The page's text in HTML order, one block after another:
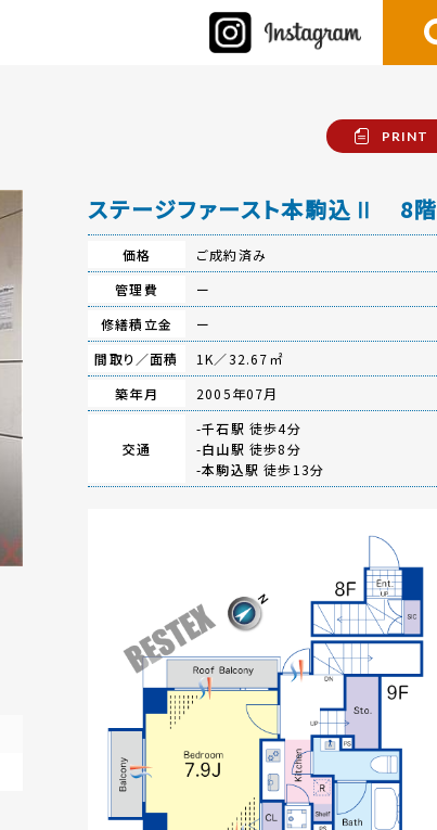
PRINT
ステージファースト本駒込Ⅱ 8階
価格
ご成約済み
管理費
ー
修繕積立金
ー
間取り／面積
1K／32.67㎡
築年月
2005年07月
交通
-千石駅 徒歩4分
-白山駅 徒歩8分
-本駒込駅 徒歩13分